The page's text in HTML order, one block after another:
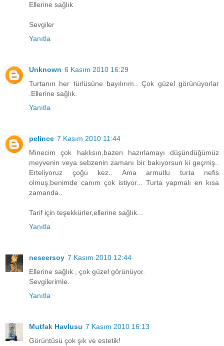
Ellerine sağlık
Sevgiler
Yanıtla
Unknown 6 Kasım 2010 16:29
Turtanın her türlüsüne bayılırım.. Çok güzel görünüyorlar
.Ellerine sağlık.
Yanıtla
pelince 7 Kasım 2010 11:44
Minecim çok haklısın,bazen hazırlamayı düşündüğümüz
meyvenin veya sebzenin zamanı bir bakıyorsun ki geçmiş..
Erteliyoruz çoğu kez.. Ama armutlu turta nefis
olmuş,benimde canım çok istiyor... Turta yapmalı en kısa
zamanda..
Tarif için teşekkürler,ellerine sağlık...
Yanıtla
neseersoy 7 Kasım 2010 12:44
Ellerine sağlık , çok güzel görünüyor.
Sevgilerimle.
Yanıtla
Mutfak Havlusu 7 Kasım 2010 16:13
Görüntüsü çok şık ve estetik!